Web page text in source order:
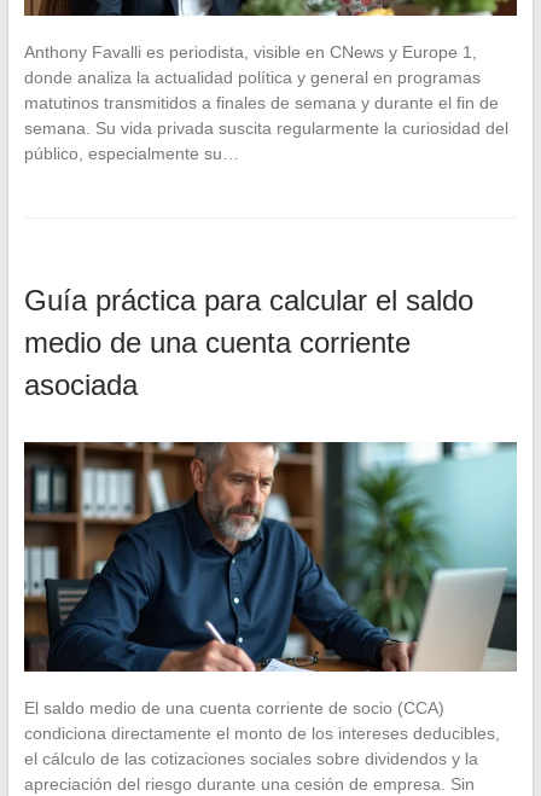
Anthony Favalli es periodista, visible en CNews y Europe 1,
donde analiza la actualidad política y general en programas
matutinos transmitidos a finales de semana y durante el fin de
semana. Su vida privada suscita regularmente la curiosidad del
público, especialmente su…
Guía práctica para calcular el saldo
medio de una cuenta corriente
asociada
El saldo medio de una cuenta corriente de socio (CCA)
condiciona directamente el monto de los intereses deducibles,
el cálculo de las cotizaciones sociales sobre dividendos y la
apreciación del riesgo durante una cesión de empresa. Sin